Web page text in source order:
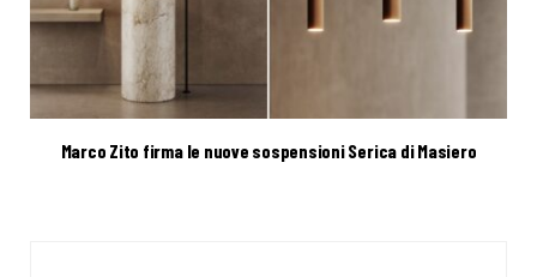
Marco Zito firma le nuove sospensioni Serica di Masiero